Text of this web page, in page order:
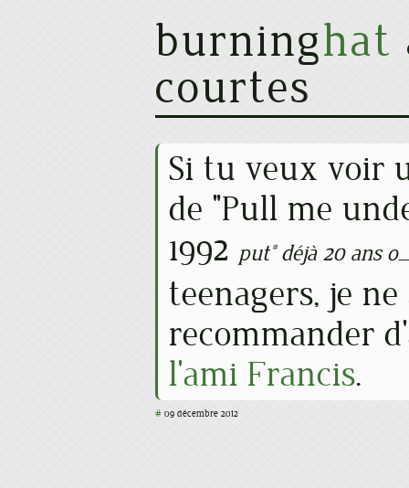
burninghat
courtes
Si tu veux voir
de "Pull me
1992 put* déjà 20 ans
teenagers, je
recommander
l'ami Francis.
# 09 décembre 2012